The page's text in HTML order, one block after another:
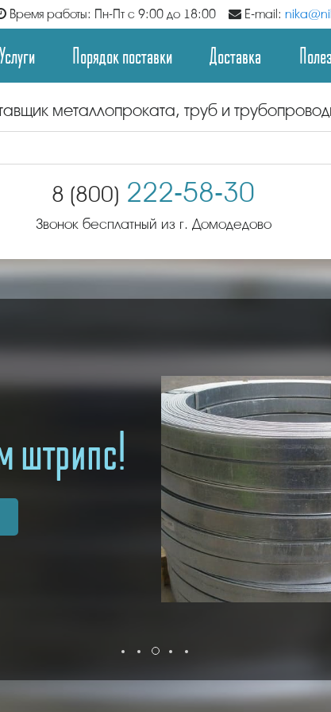
Время работы: Пн-Пт с 9:00 до 18:00 E-mail:
Услуги Порядок поставки Доставка
металлопроката, труб и
8 (800) 222-58-30
Звонок бесплатный из г. Домодедово
труб,